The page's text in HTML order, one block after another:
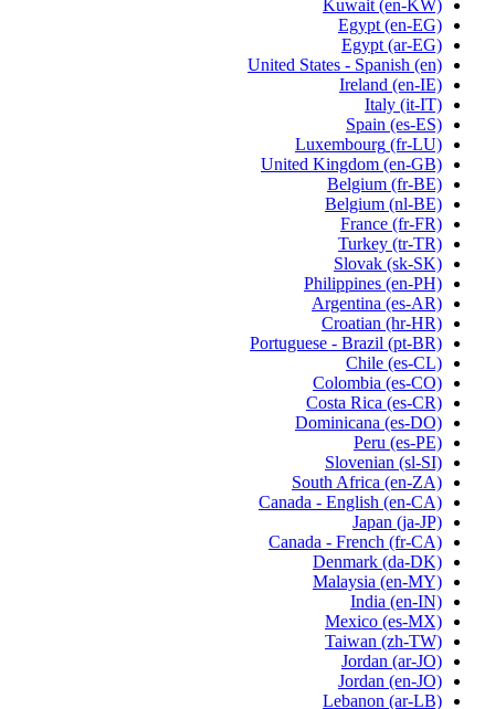
Kuwait (en-KW)
Egypt (en-EG)
Egypt (ar-EG)
United States - Spanish (en)
Ireland (en-IE)
Italy (it-IT)
Spain (es-ES)
Luxembourg (fr-LU)
United Kingdom (en-GB)
Belgium (fr-BE)
Belgium (nl-BE)
France (fr-FR)
Turkey (tr-TR)
Slovak (sk-SK)
Philippines (en-PH)
Argentina (es-AR)
Croatian (hr-HR)
Portuguese - Brazil (pt-BR)
Chile (es-CL)
Colombia (es-CO)
Costa Rica (es-CR)
Dominicana (es-DO)
Peru (es-PE)
Slovenian (sl-SI)
South Africa (en-ZA)
Canada - English (en-CA)
Japan (ja-JP)
Canada - French (fr-CA)
Denmark (da-DK)
Malaysia (en-MY)
India (en-IN)
Mexico (es-MX)
Taiwan (zh-TW)
Jordan (ar-JO)
Jordan (en-JO)
Lebanon (ar-LB)